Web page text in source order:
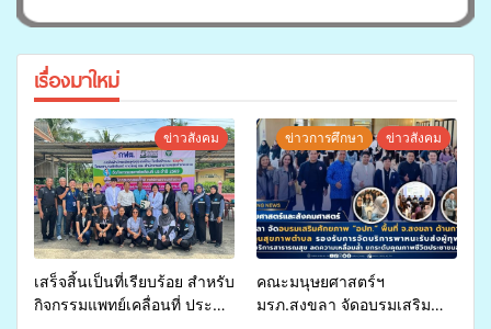
เรื่องมาใหม่
ข่าวสังคม
เสร็จสิ้นเป็นที่เรียบร้อย สำหรับ
กิจกรรมแพทย์เคลื่อนที่ ประจำ
ข่าวการศึกษา ข่าวสังคม
คณะมนุษยศาสตร์ฯ
มรภ.สงขลา จัดอบรมเสริม